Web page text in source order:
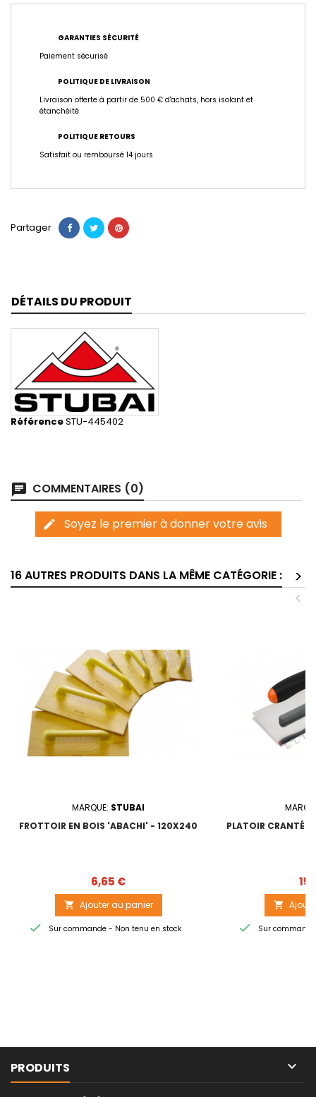
GARANTIES SÉCURITÉ
Paiement sécurisé
POLITIQUE DE LIVRAISON
Livraison offerte à partir de 500 € d'achats, hors isolant et
étanchéité
POLITIQUE RETOURS
Satisfait ou remboursé 14 jours
Partager
DÉTAILS DU PRODUIT
RéférenceSTU-445402
chat COMMENTAIRES (0)
edit Soyez le premier à donner votre avis
16 AUTRES PRODUITS DANS LA MÊME CATÉGORIE :
>
<
MARQUE: STUBAI
FROTTOIR EN BOIS 'ABACHI' - 120X240
Prix
6,65 €
 Ajouter au panier
 Sur commande - Non tenu en stock
PLATOIR CRANTÉ

 Sur
PRODUITS 